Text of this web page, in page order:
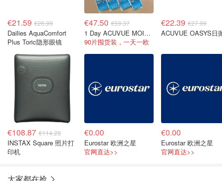
€21.59 €26.99
Dailies AquaComfort
Plus Toric隐形眼镜
€47.50 €59.37
1 Day ACUVUE MOIST日抛
90片囤货装，一天一欧
€22.39 €27.99
ACUVUE OASYS日
€108.87 €114.28
INSTAX Square 照片打
印机
€0.00
Eurostar 欧洲之星
官网直达>>
€0.00
Eurostar 欧洲之星
官网直达>>